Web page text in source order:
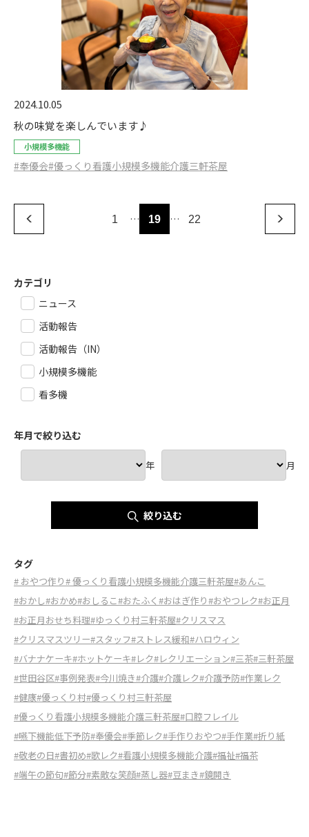
2024.10.05
秋の味覚を楽しんでいます♪
小規模多機能
#奉優会#優っくり看護小規模多機能介護三軒茶屋
1 … 19 … 22
カテゴリ
ニュース
活動報告
活動報告（IN）
小規模多機能
看多機
年月で絞り込む
年 月
絞り込む
タグ
# おやつ作り# 優っくり看護小規模多機能介護三軒茶屋#あんこ
#おかし#おかめ#おしるこ#おたふく #おはぎ作り#おやつレク#お正月
#お正月おせち料理#ゆっくり村三軒茶屋#クリスマス
#クリスマスツリー#スタッフ#ストレス緩和#ハロウィン
#バナナケーキ#ホットケーキ#レク#レクリエーション#三茶#三軒茶屋
#世田谷区#事例発表#今川焼き#介護#介護レク#介護予防#作業レク
#健康#優っくり村#優っくり村三軒茶屋
#優っくり看護小規模多機能介護三軒茶屋#口腔フレイル
#嚥下機能低下予防#奉優会#季節レク#手作りおやつ#手作業#折り紙
#敬老の日#書初め#歌レク#看護小規模多機能介護#福祉#福茶
#端午の節句#節分#素敵な笑顔#蒸し器#豆まき#鏡開き